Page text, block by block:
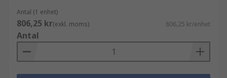
Antal (1 enhet)
806,25 kr(exkl. moms) 806,25 kr/enhet
Antal